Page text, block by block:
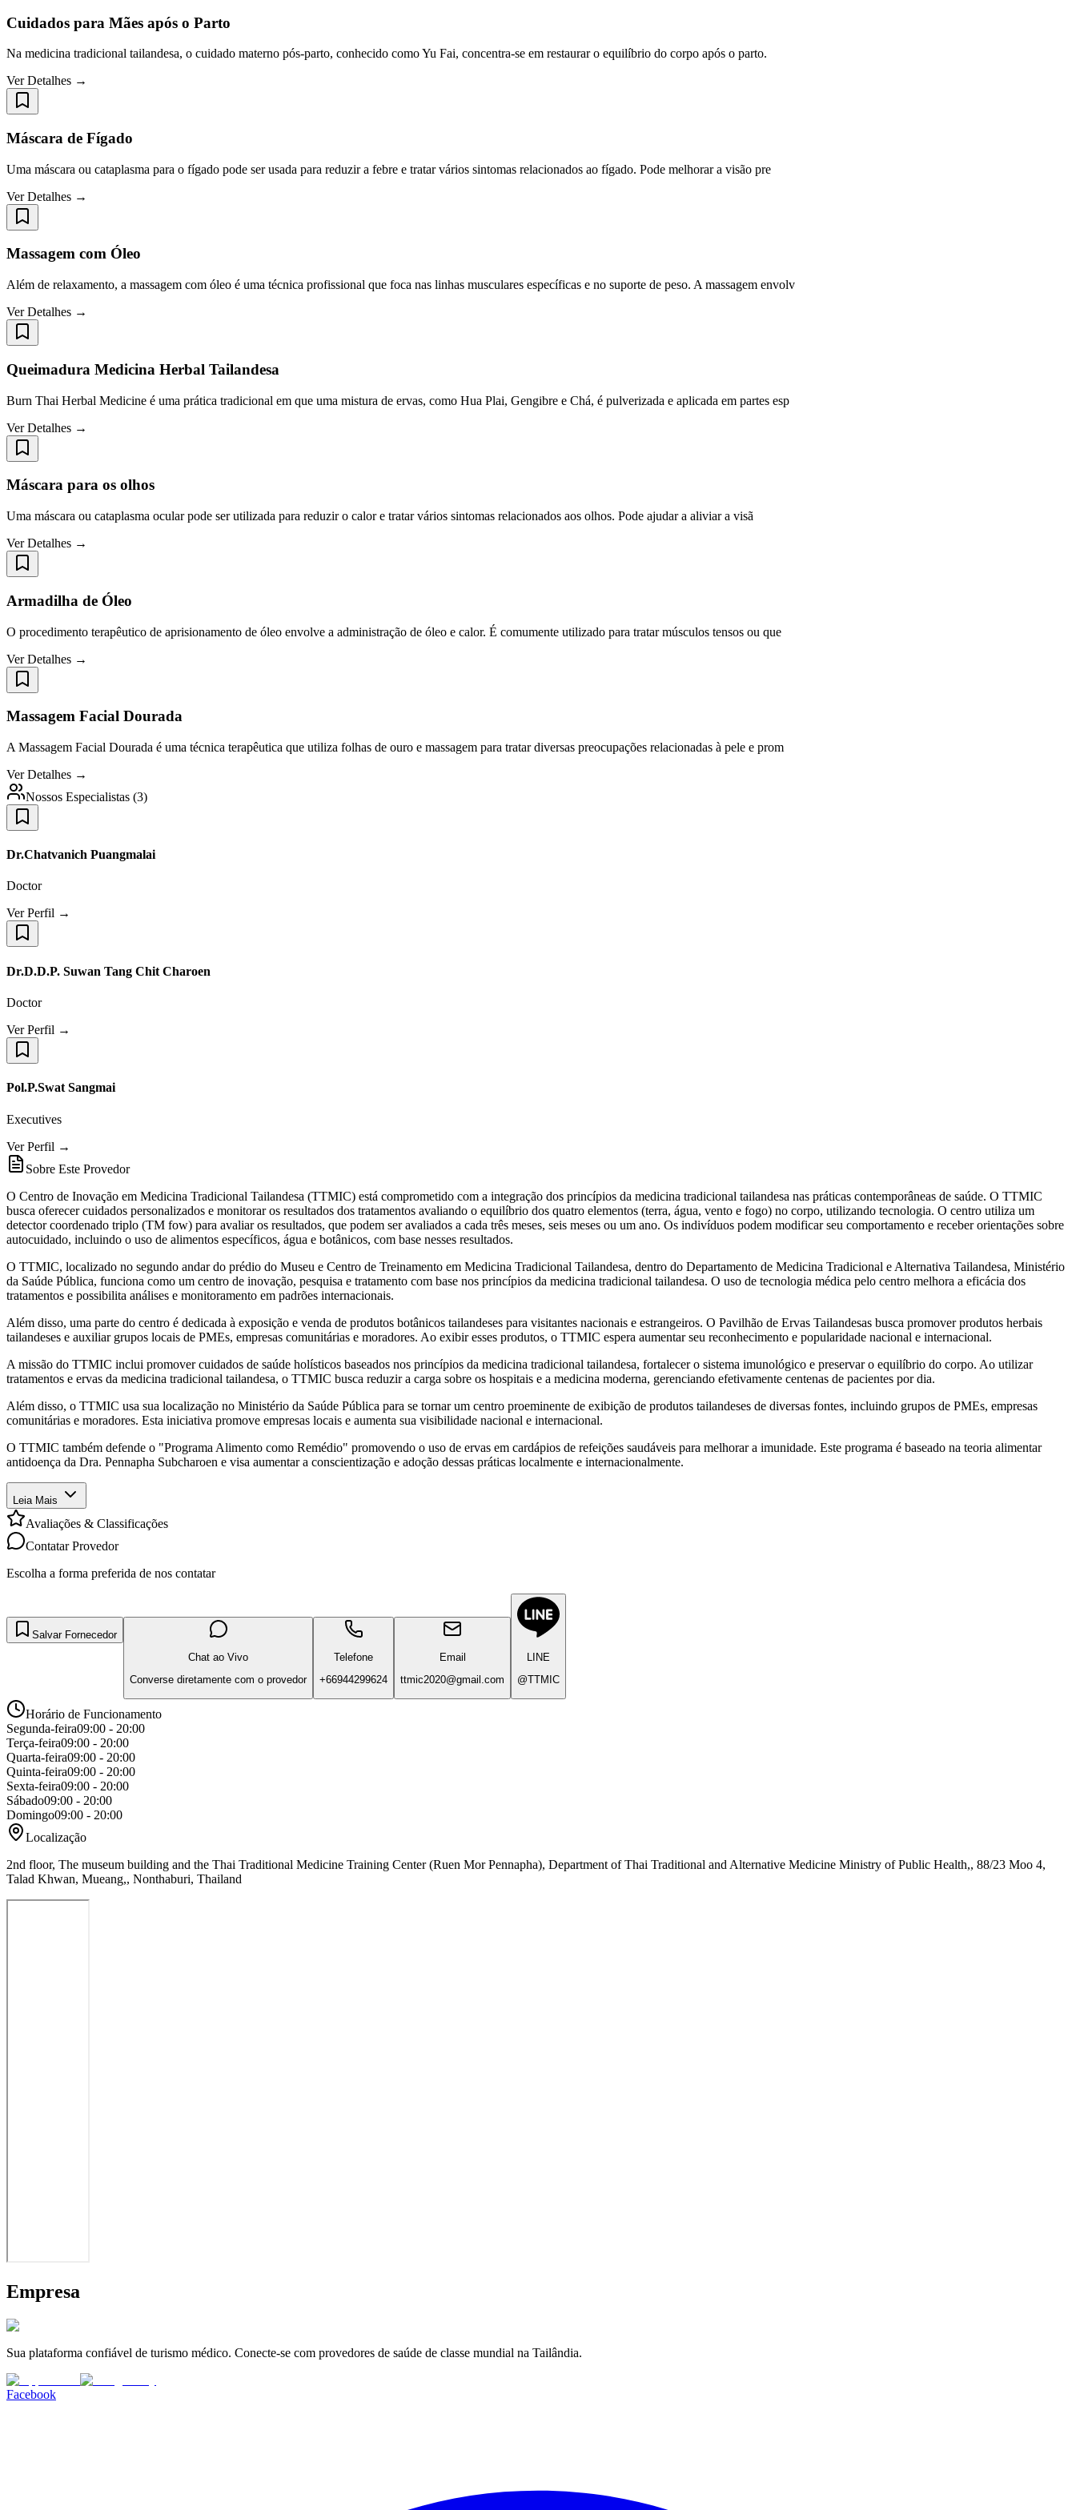
Cuidados para Mães após o Parto
Na medicina tradicional tailandesa, o cuidado materno pós-parto, conhecido como Yu Fai, concentra-se em restaurar o equilíbrio do corpo após o parto.
Ver Detalhes →
Máscara de Fígado
Uma máscara ou cataplasma para o fígado pode ser usada para reduzir a febre e tratar vários sintomas relacionados ao fígado. Pode melhorar a visão pre
Ver Detalhes →
Massagem com Óleo
Além de relaxamento, a massagem com óleo é uma técnica profissional que foca nas linhas musculares específicas e no suporte de peso. A massagem envolv
Ver Detalhes →
Queimadura Medicina Herbal Tailandesa
Burn Thai Herbal Medicine é uma prática tradicional em que uma mistura de ervas, como Hua Plai, Gengibre e Chá, é pulverizada e aplicada em partes esp
Ver Detalhes →
Máscara para os olhos
Uma máscara ou cataplasma ocular pode ser utilizada para reduzir o calor e tratar vários sintomas relacionados aos olhos. Pode ajudar a aliviar a visã
Ver Detalhes →
Armadilha de Óleo
O procedimento terapêutico de aprisionamento de óleo envolve a administração de óleo e calor. É comumente utilizado para tratar músculos tensos ou que
Ver Detalhes →
Massagem Facial Dourada
A Massagem Facial Dourada é uma técnica terapêutica que utiliza folhas de ouro e massagem para tratar diversas preocupações relacionadas à pele e prom
Ver Detalhes →
Nossos Especialistas (3)
Dr.Chatvanich Puangmalai
Doctor
Ver Perfil →
Dr.D.D.P. Suwan Tang Chit Charoen
Doctor
Ver Perfil →
Pol.P.Swat Sangmai
Executives
Ver Perfil →
Sobre Este Provedor
O Centro de Inovação em Medicina Tradicional Tailandesa (TTMIC) está comprometido com a integração dos princípios da medicina tradicional tailandesa nas práticas contemporâneas de saúde. O TTMIC
busca oferecer cuidados personalizados e monitorar os resultados dos tratamentos avaliando o equilíbrio dos quatro elementos (terra, água, vento e fogo) no corpo, utilizando tecnologia. O centro utiliza um
detector coordenado triplo (TM fow) para avaliar os resultados, que podem ser avaliados a cada três meses, seis meses ou um ano. Os indivíduos podem modificar seu comportamento e receber orientações sobre
autocuidado, incluindo o uso de alimentos específicos, água e botânicos, com base nesses resultados.
O TTMIC, localizado no segundo andar do prédio do Museu e Centro de Treinamento em Medicina Tradicional Tailandesa, dentro do Departamento de Medicina Tradicional e Alternativa Tailandesa, Ministério
da Saúde Pública, funciona como um centro de inovação, pesquisa e tratamento com base nos princípios da medicina tradicional tailandesa. O uso de tecnologia médica pelo centro melhora a eficácia dos
tratamentos e possibilita análises e monitoramento em padrões internacionais.
Além disso, uma parte do centro é dedicada à exposição e venda de produtos botânicos tailandeses para visitantes nacionais e estrangeiros. O Pavilhão de Ervas Tailandesas busca promover produtos herbais
tailandeses e auxiliar grupos locais de PMEs, empresas comunitárias e moradores. Ao exibir esses produtos, o TTMIC espera aumentar seu reconhecimento e popularidade nacional e internacional.
A missão do TTMIC inclui promover cuidados de saúde holísticos baseados nos princípios da medicina tradicional tailandesa, fortalecer o sistema imunológico e preservar o equilíbrio do corpo. Ao utilizar
tratamentos e ervas da medicina tradicional tailandesa, o TTMIC busca reduzir a carga sobre os hospitais e a medicina moderna, gerenciando efetivamente centenas de pacientes por dia.
Além disso, o TTMIC usa sua localização no Ministério da Saúde Pública para se tornar um centro proeminente de exibição de produtos tailandeses de diversas fontes, incluindo grupos de PMEs, empresas
comunitárias e moradores. Esta iniciativa promove empresas locais e aumenta sua visibilidade nacional e internacional.
O TTMIC também defende o "Programa Alimento como Remédio" promovendo o uso de ervas em cardápios de refeições saudáveis para melhorar a imunidade. Este programa é baseado na teoria alimentar
antidoença da Dra. Pennapha Subcharoen e visa aumentar a conscientização e adoção dessas práticas localmente e internacionalmente.
Leia Mais
Avaliações & Classificações
Contatar Provedor
Escolha a forma preferida de nos contatar
Salvar Fornecedor
Chat ao Vivo
Converse diretamente com o provedor
Telefone
+66944299624
Email
ttmic2020@gmail.com
LINE
@TTMIC
Horário de Funcionamento
Segunda-feira09:00 - 20:00
Terça-feira09:00 - 20:00
Quarta-feira09:00 - 20:00
Quinta-feira09:00 - 20:00
Sexta-feira09:00 - 20:00
Sábado09:00 - 20:00
Domingo09:00 - 20:00
Localização
2nd floor, The museum building and the Thai Traditional Medicine Training Center (Ruen Mor Pennapha), Department of Thai Traditional and Alternative Medicine Ministry of Public Health,, 88/23 Moo 4,
Talad Khwan, Mueang,, Nonthaburi, Thailand
Empresa
Sua plataforma confiável de turismo médico. Conecte-se com provedores de saúde de classe mundial na Tailândia.
Facebook